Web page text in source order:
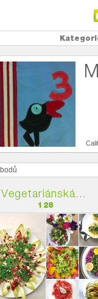
bodů
Vegetariánská...
128